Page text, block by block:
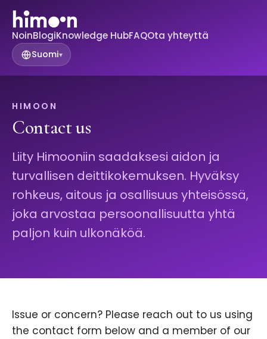
NoinBlogiKnowledge HubFAQOta yhteyttä
Suomi▾
HIMOON
Contact us
Liity Himooniin saadaksesi aidon ja
turvallisen deittikokemuksen. Hyväksy
rohkeus, aitous ja osallisuus yhteisössä,
joka arvostaa persoonallisuutta yhtä
paljon kuin ulkonäköä.
Issue or concern? Please reach out to us using
the contact form below and a member of our